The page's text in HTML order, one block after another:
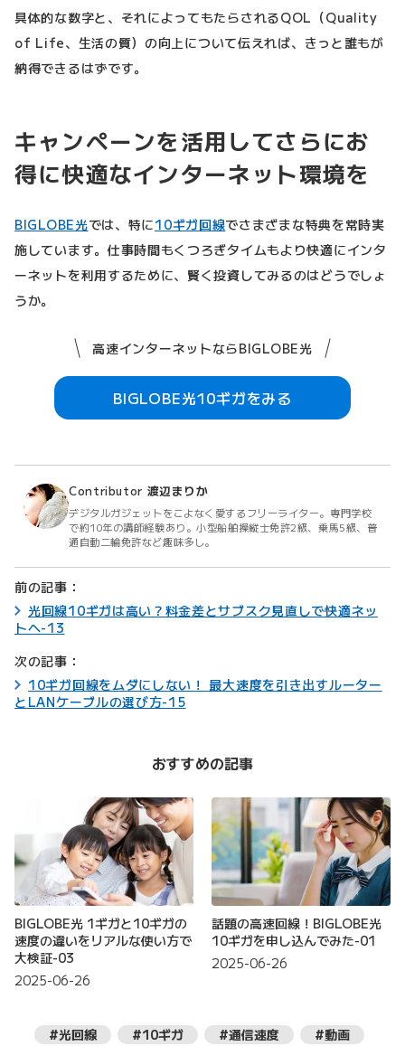
具体的な数字と、それによってもたらされるQOL（Quality
of Life、生活の質）の向上について伝えれば、きっと誰もが
納得できるはずです。
キャンペーンを活用してさらにお
得に快適なインターネット環境を
BIGLOBE光では、特に10ギガ回線でさまざまな特典を常時実
施しています。仕事時間もくつろぎタイムもより快適にインタ
ーネットを利用するために、賢く投資してみるのはどうでしょ
うか。
高速インターネットならBIGLOBE光
BIGLOBE光10ギガをみる
Contributor 渡辺まりか
デジタルガジェットをこよなく愛するフリーライター。専門学校
で約10年の講師経験あり。小型船舶操縦士免許2級、乗馬5級、普
通自動二輪免許など趣味多し。
前の記事：
光回線10ギガは高い？料金差とサブスク見直しで快適ネッ
トへ-13
次の記事：
10ギガ回線をムダにしない！ 最大速度を引き出すルーター
とLANケーブルの選び方-15
おすすめの記事
BIGLOBE光 1ギガと10ギガの
速度の違いをリアルな使い方で
大検証-03
2025-06-26
話題の高速回線！BIGLOBE光
10ギガを申し込んでみた-01
2025-06-26
#光回線 #10ギガ #通信速度
#動画